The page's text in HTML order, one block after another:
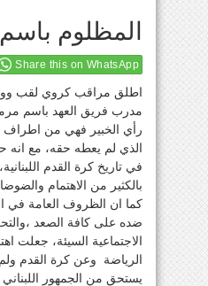
المظلوم
Share this on WhatsApp
اطلق مراقب كروي لقب
مدرب فريق العهد باسم
رأي الخبير فهي من اطراف
الذي لم يعطه حقه، مع انه
في تاريخ كرة القدم
بالكثير من الاهتمام
كما ان الظروف العامة في
ضده على كافة الصعد
الاجتماعية السيئة، جعلت
الرياضة وعن كرة القدم ولم
يستحق من الجمهور